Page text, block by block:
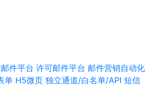
件平台 许可邮件平台 邮件营销自动化
单 H5微页 独立通道/白名单/API 短信